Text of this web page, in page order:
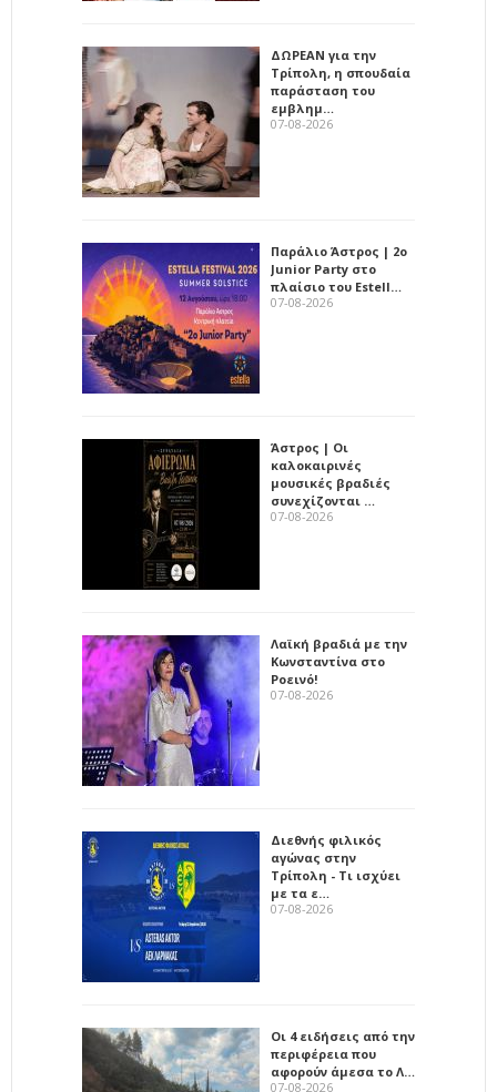
ΔΩΡΕΑΝ για την
Τρίπολη, η σπουδαία
παράσταση του
εμβλημ…
07-08-2026
Παράλιο Άστρος | 2ο
Junior Party στο
πλαίσιο του Estell…
07-08-2026
Άστρος | Οι
καλοκαιρινές
μουσικές βραδιές
συνεχίζονται …
07-08-2026
Λαϊκή βραδιά με την
Κωνσταντίνα στο
Ροεινό!
07-08-2026
Διεθνής φιλικός
αγώνας στην
Τρίπολη - Τι ισχύει
με τα ε…
07-08-2026
Οι 4 ειδήσεις από την
περιφέρεια που
αφορούν άμεσα το Λ…
07-08-2026